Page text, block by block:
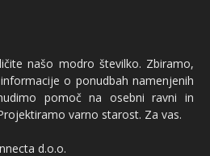
našo modro številko. Zbiramo,
o ponudbah namenjenih
pomoč na osebni ravni in
varno starost. Za vas.
d.o.o.